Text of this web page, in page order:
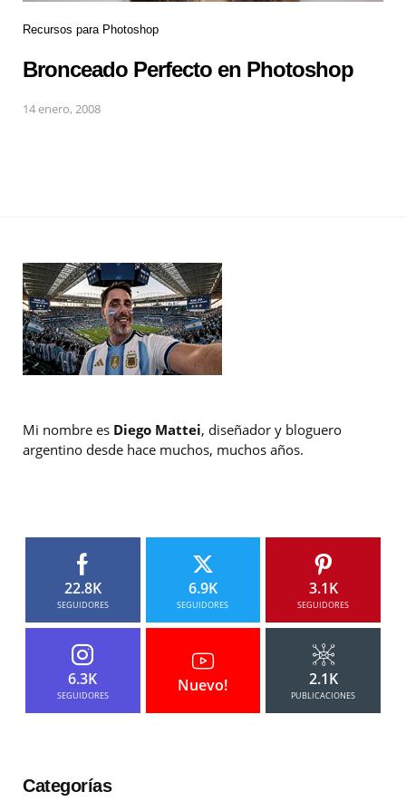
Recursos para Photoshop
Bronceado Perfecto en Photoshop
14 enero, 2008
Mi nombre es Diego Mattei, diseñador y bloguero
argentino desde hace muchos, muchos años.
22.8K
SEGUIDORES
6.9K
SEGUIDORES
3.1K
SEGUIDORES
6.3K
SEGUIDORES
Nuevo! 2.1K
PUBLICACIONES
Categorías